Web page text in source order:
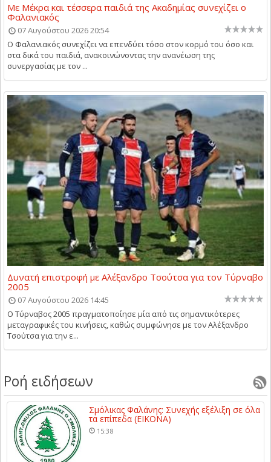
Με Μέκρα και τέσσερα παιδιά της Ακαδημίας συνεχίζει ο
Φαλανιακός
07 Αυγούστου 2026 20:54
Ο Φαλανιακός συνεχίζει να επενδύει τόσο στον κορμό του όσο και
στα δικά του παιδιά, ανακοινώνοντας την ανανέωση της
συνεργασίας με τον ...
Δυνατή επιστροφή με Αλέξανδρο Τσούτσα για τον Τύρναβο
2005
07 Αυγούστου 2026 14:45
Ο Τύρναβος 2005 πραγματοποίησε μία από τις σημαντικότερες
μεταγραφικές του κινήσεις, καθώς συμφώνησε με τον Αλέξανδρο
Τσούτσα για την ε...
Ροή ειδήσεων
Σμόλικας Φαλάνης: Συνεχής εξέλιξη σε όλα
τα επίπεδα (ΕΙΚΟΝΑ)
15:38